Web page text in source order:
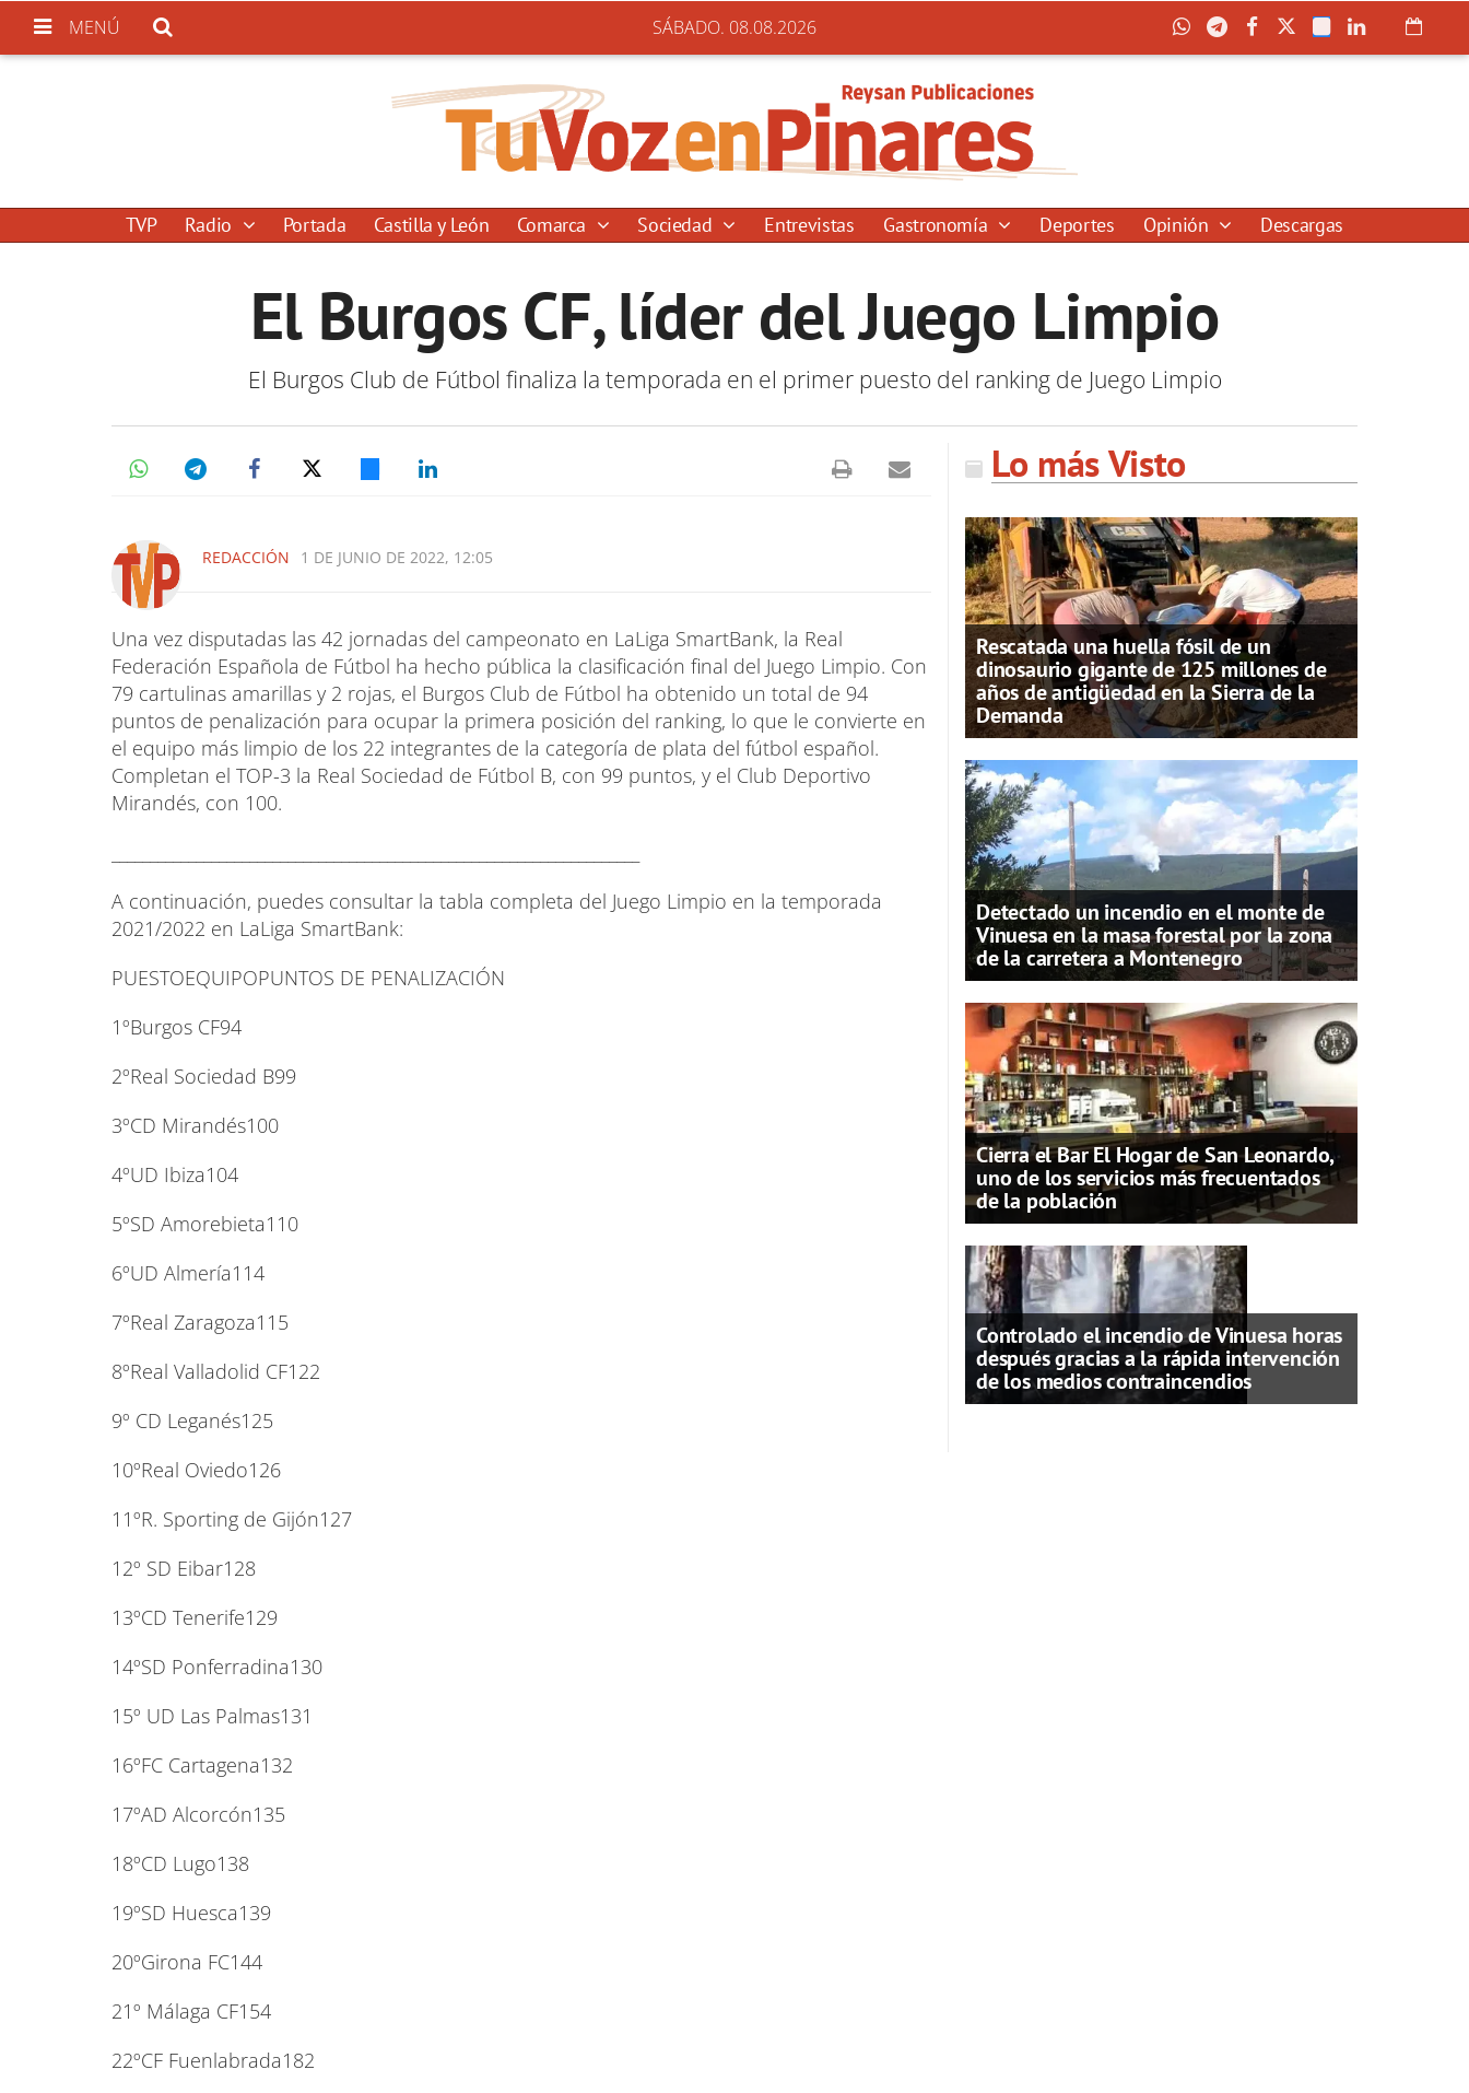
MENÚ SÁBADO. 08.08.2026
TVP Radio Portada Castilla y León Comarca Sociedad Entrevistas Gastronomía Deportes Opinión Descargas
El Burgos CF, líder del Juego Limpio
El Burgos Club de Fútbol finaliza la temporada en el primer puesto del ranking de Juego Limpio
REDACCIÓN 1 DE JUNIO DE 2022, 12:05
Una vez disputadas las 42 jornadas del campeonato en LaLiga SmartBank, la Real
Federación Española de Fútbol ha hecho pública la clasificación final del Juego Limpio. Con
79 cartulinas amarillas y 2 rojas, el Burgos Club de Fútbol ha obtenido un total de 94
puntos de penalización para ocupar la primera posición del ranking, lo que le convierte en
el equipo más limpio de los 22 integrantes de la categoría de plata del fútbol español.
Completan el TOP-3 la Real Sociedad de Fútbol B, con 99 puntos, y el Club Deportivo
Mirandés, con 100.
A continuación, puedes consultar la tabla completa del Juego Limpio en la temporada
2021/2022 en LaLiga SmartBank:
PUESTOEQUIPOPUNTOS DE PENALIZACIÓN
1ºBurgos CF94
2ºReal Sociedad B99
3ºCD Mirandés100
4ºUD Ibiza104
5ºSD Amorebieta110
6ºUD Almería114
7ºReal Zaragoza115
8ºReal Valladolid CF122
9º CD Leganés125
10ºReal Oviedo126
11ºR. Sporting de Gijón127
12º SD Eibar128
13ºCD Tenerife129
14ºSD Ponferradina130
15º UD Las Palmas131
16ºFC Cartagena132
17ºAD Alcorcón135
18ºCD Lugo138
19ºSD Huesca139
20ºGirona FC144
21º Málaga CF154
22ºCF Fuenlabrada182
Lo más Visto
Rescatada una huella fósil de un
dinosaurio gigante de 125 millones de
años de antigüedad en la Sierra de la
Demanda
Detectado un incendio en el monte de
Vinuesa en la masa forestal por la zona
de la carretera a Montenegro
Cierra el Bar El Hogar de San Leonardo,
uno de los servicios más frecuentados
de la población
Controlado el incendio de Vinuesa horas
después gracias a la rápida intervención
de los medios contraincendios